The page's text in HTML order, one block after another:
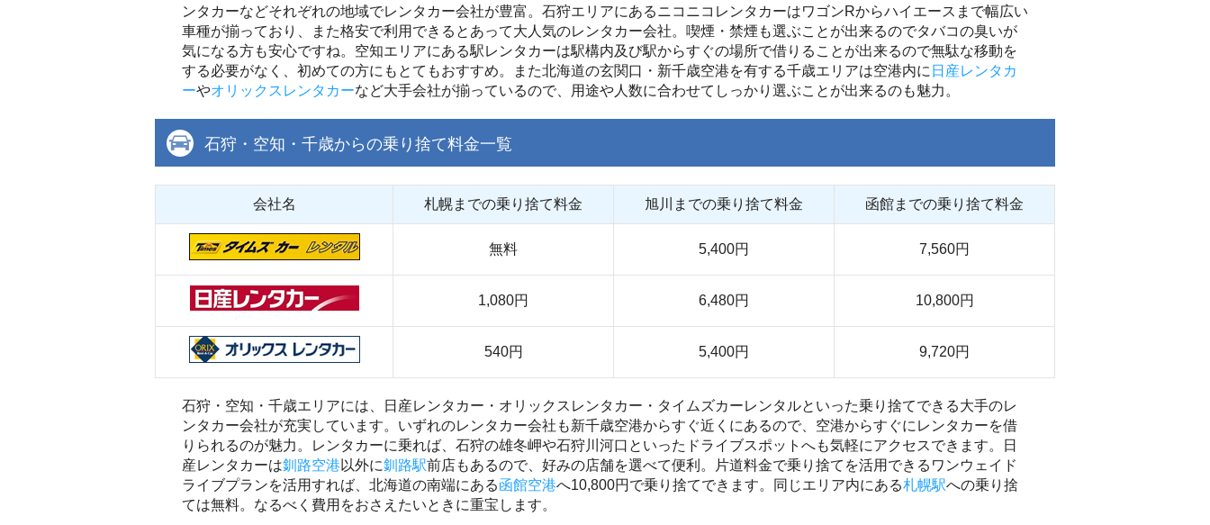
ンタカーなどそれぞれの地域でレンタカー会社が豊富。石狩エリアにあるニコニコレンタカーはワゴンRからハイエースまで幅広い
車種が揃っており、また格安で利用できるとあって大人気のレンタカー会社。喫煙・禁煙も選ぶことが出来るのでタバコの臭いが
気になる方も安心ですね。空知エリアにある駅レンタカーは駅構内及び駅からすぐの場所で借りることが出来るので無駄な移動を
する必要がなく、初めての方にもとてもおすすめ。また北海道の玄関口・新千歳空港を有する千歳エリアは空港内に 日産レンタカ
ーやオリックスレンタカーなど大手会社が揃っているので、用途や人数に合わせてしっかり選ぶことが出来るのも魅力。
石狩・空知・千歳からの乗り捨て料金一覧
会社名 札幌までの乗り捨て料金 旭川までの乗り捨て料金 函館までの乗り捨て料金
無料 5,400円 7,560円
1,080円 6,480円 10,800円
540円 5,400円 9,720円
石狩・空知・千歳エリアには、日産レンタカー・オリックスレンタカー・タイムズカーレンタルといった乗り捨てできる大手のレ
ンタカー会社が充実しています。いずれのレンタカー会社も新千歳空港からすぐ近くにあるので、空港からすぐにレンタカーを借
りられるのが魅力。レンタカーに乗れば、石狩の雄冬岬や石狩川河口といったドライブスポットへも気軽にアクセスできます。日
産レンタカーは釧路空港 以外に釧路駅前店もあるので、好みの店舗を選べて便利。片道料金で乗り捨てを活用できるワンウェイド
ライブプランを活用すれば、北海道の南端にある函館空港へ10,800円で乗り捨てできます。同じエリア内にある札幌駅への乗り捨
ては無料。なるべく費用をおさえたいときに重宝します。